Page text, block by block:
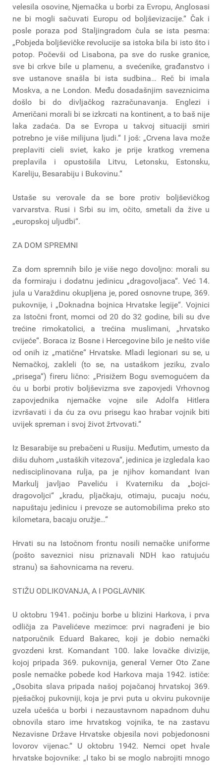
velesila osovine, Njemačka u borbi za Evropu, Anglosasi
ne bi mogli sačuvati Europu od boljševizacije.“ Čak i
posle poraza pod Staljingradom čula se ista pesma:
„Pobjeda boljševičke revolucije sa istoka bila bi isto što i
potop. Počevši od Lisabona, pa sve do ruske granice,
sve bi crkve bile u plamenu, a svećenike, građanstvo i
sve ustanove snašla bi ista sudbina… Reč bi imala
Moskva, a ne London. Među dosadašnjim saveznicima
došlo bi do divljačkog razračunavanja. Englezi i
Američani morali bi se izkrcati na kontinent, a to baš nije
laka zadaća. Da se Evropa u takvoj situaciji smiri
potrebno je više milijuna ljudi.“ I još: „Crvena lava može
preplaviti cieli sviet, kako je prije kratkog vremena
preplavila i opustošila Litvu, Letonsku, Estonsku,
Kareliju, Besarabiju i Bukovinu.“
Ustaše su verovale da se bore protiv boljševičkog
varvarstva. Rusi i Srbi su im, očito, smetali da žive u
„europskoj uljudbi“.
ZA DOM SPREMNI
Za dom spremnih bilo je više nego dovoljno: morali su
da formiraju i dodatnu jedinicu „dragovoljaca“. Već 14.
jula u Varaždinu okupljena je, pored osnovne trupe, 369.
pukovnije, i „Doknadna bojnica Hrvatske legije“. Vojnici
za Istočni front, momci od 20 do 32 godine, bili su dve
trećine rimokatolici, a trećina muslimani, „hrvatsko
cvijeće“. Boraca iz Bosne i Hercegovine bilo je nešto više
od onih iz „matične“ Hrvatske. Mladi legionari su se, u
Nemačkoj, zakleli (to se, na ustaškom jeziku, zvalo
„prisega“) fireru lično: „Prisižem Bogu svemogućem da
ću u borbi protiv boljševizma sve zapovjedi Vrhovnog
zapovjednika njemačke vojne sile Adolfa Hitlera
izvršavati i da ću za ovu prisegu kao hrabar vojnik biti
uvijek spreman i svoj život žrtvovati.“
Iz Besarabije su prebačeni u Rusiju. Međutim, umesto da
dišu duhom „ustaških vitezova“, jedinica je izgledala kao
nedisciplinovana rulja, pa je njihov komandant Ivan
Markulj javljao Paveliću i Kvaterniku da „bojci-
dragovoljci“ „kradu, pljačkaju, otimaju, pucaju noću,
napuštaju jedinicu i prevoze se automobilima preko sto
kilometara, bacaju oružje…“
Hrvati su na Istočnom frontu nosili nemačke uniforme
(pošto saveznici nisu priznavali NDH kao ratujuću
stranu) sa šahovnicama na reveru.
STIŽU ODLIKOVANJA, A I POGLAVNIK
U oktobru 1941. počinju borbe u blizini Harkova, i prva
odličja za Pavelićeve mezimce: prvi nagrađeni je bio
natporučnik Eduard Bakarec, koji je dobio nemački
gvozdeni krst. Komandant 100. lake lovačke divizije,
kojoj pripada 369. pukovnija, general Verner Oto Zane
posle nemačke pobede kod Harkova maja 1942. ističe:
„Osobita slava pripada našoj pojačanoj hrvatskoj 369.
pješačkoj pukovniji, koja je prvi puta u okviru pukovnije
uzela učešća u borbi i nezaustavnom napadnom duhu
obnovila staro ime hrvatskog vojnika, te na zastavu
Nezavisne Države Hrvatske objesila novi pobjedonosni
lovorov vijenac.“ U oktobru 1942. Nemci opet hvale
hrvatske bojovnike: „I tako bi se moglo nabrojiti mnogo